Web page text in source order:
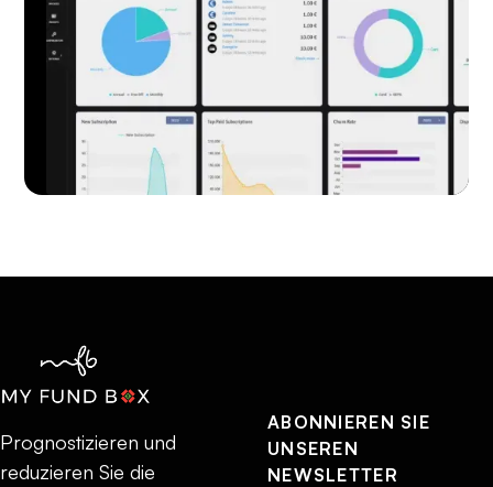
Prognostizieren und
reduzieren Sie die
ABONNIEREN SIE
UNSEREN
NEWSLETTER